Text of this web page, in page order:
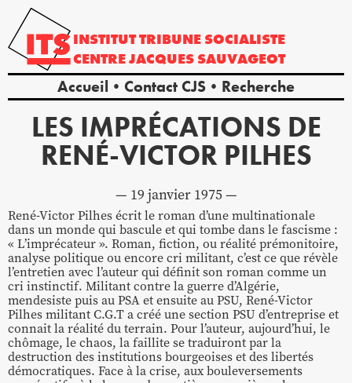
INSTITUTTRIBUNE SOCIALISTE
CENTREJACQUES SAUVAGEOT
Accueil Contact CJS Recherche
LES IMPRÉCATIONS DE
RENÉ-VICTOR PILHES
19 janvier 1975
René-Victor Pilhes écrit le roman d’une multinationale
dans un monde qui bascule et qui tombe dans le fascisme :
« L’imprécateur ». Roman, fiction, ou réalité prémonitoire,
analyse politique ou encore cri militant, c’est ce que révèle
l’entretien avec l’auteur qui définit son roman comme un
cri instinctif. Militant contre la guerre d’Algérie,
mendesiste puis au PSA et ensuite au PSU, René-Victor
Pilhes militant C.G.T a créé une section PSU d’entreprise et
connait la réalité du terrain. Pour l’auteur, aujourd’hui, le
chômage, le chaos, la faillite se traduiront par la
destruction des institutions bourgeoises et des libertés
démocratiques. Face à la crise, aux bouleversements